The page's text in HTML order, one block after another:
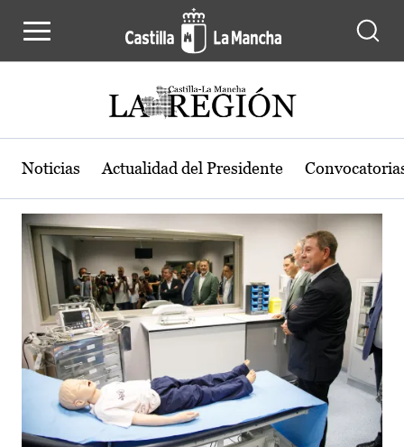
Actualidad de la región de Castilla-
Noticias Actualidad del Presidente